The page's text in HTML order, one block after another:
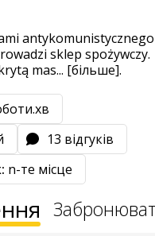
antykomunistycznego
sklep spożywczy.
mas... [більше].
13 відгуків
n-те місце